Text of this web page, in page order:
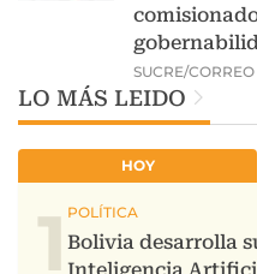
LO MÁS LEIDO
HOY
1